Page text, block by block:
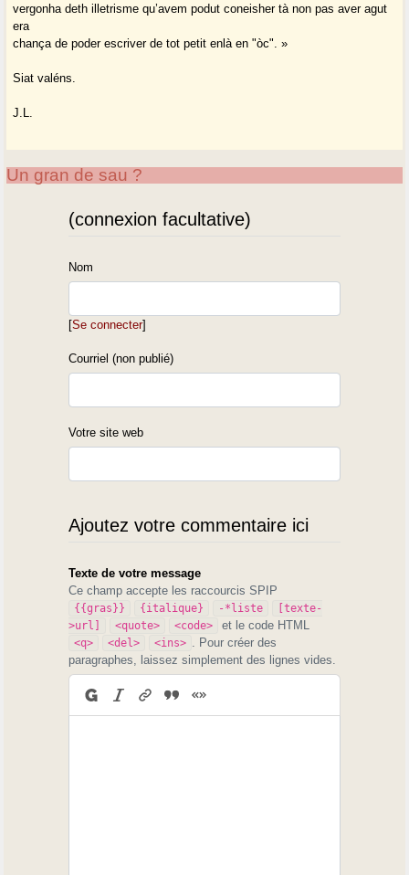
vergonha deth illetrisme qu’avem podut coneisher tà non pas aver agut
era
chança de poder escriver de tot petit enlà en "òc". »
Siat valéns.
J.L.
Un gran de sau ?
(connexion facultative)
Nom
[Se connecter]
Courriel (non publié)
Votre site web
Ajoutez votre commentaire ici
Texte de votre message
Ce champ accepte les raccourcis SPIP
{{gras}} {italique} -*liste
[texte-
>url]
<quote> <code> et le code HTML
<q> <del> <ins>
. Pour créer des
paragraphes, laissez simplement des lignes vides.